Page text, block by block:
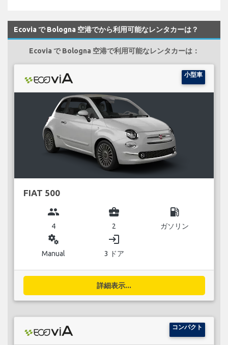
Ecovia で Bologna 空港でから利用可能なレンタカーは？
Ecovia で Bologna 空港で利用可能なレンタカーは：
小型車
FIAT 500
group
4
business_center
2
local_gas_station
ガソリン
miscellaneous_services
Manual
login
3 ドア
詳細表示...
コンパクト